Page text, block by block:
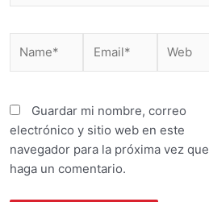
Guardar mi nombre, correo
electrónico y sitio web en este
navegador para la próxima vez que
haga un comentario.